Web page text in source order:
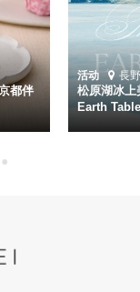
都伴
活动 長
松原湖冰
Earth